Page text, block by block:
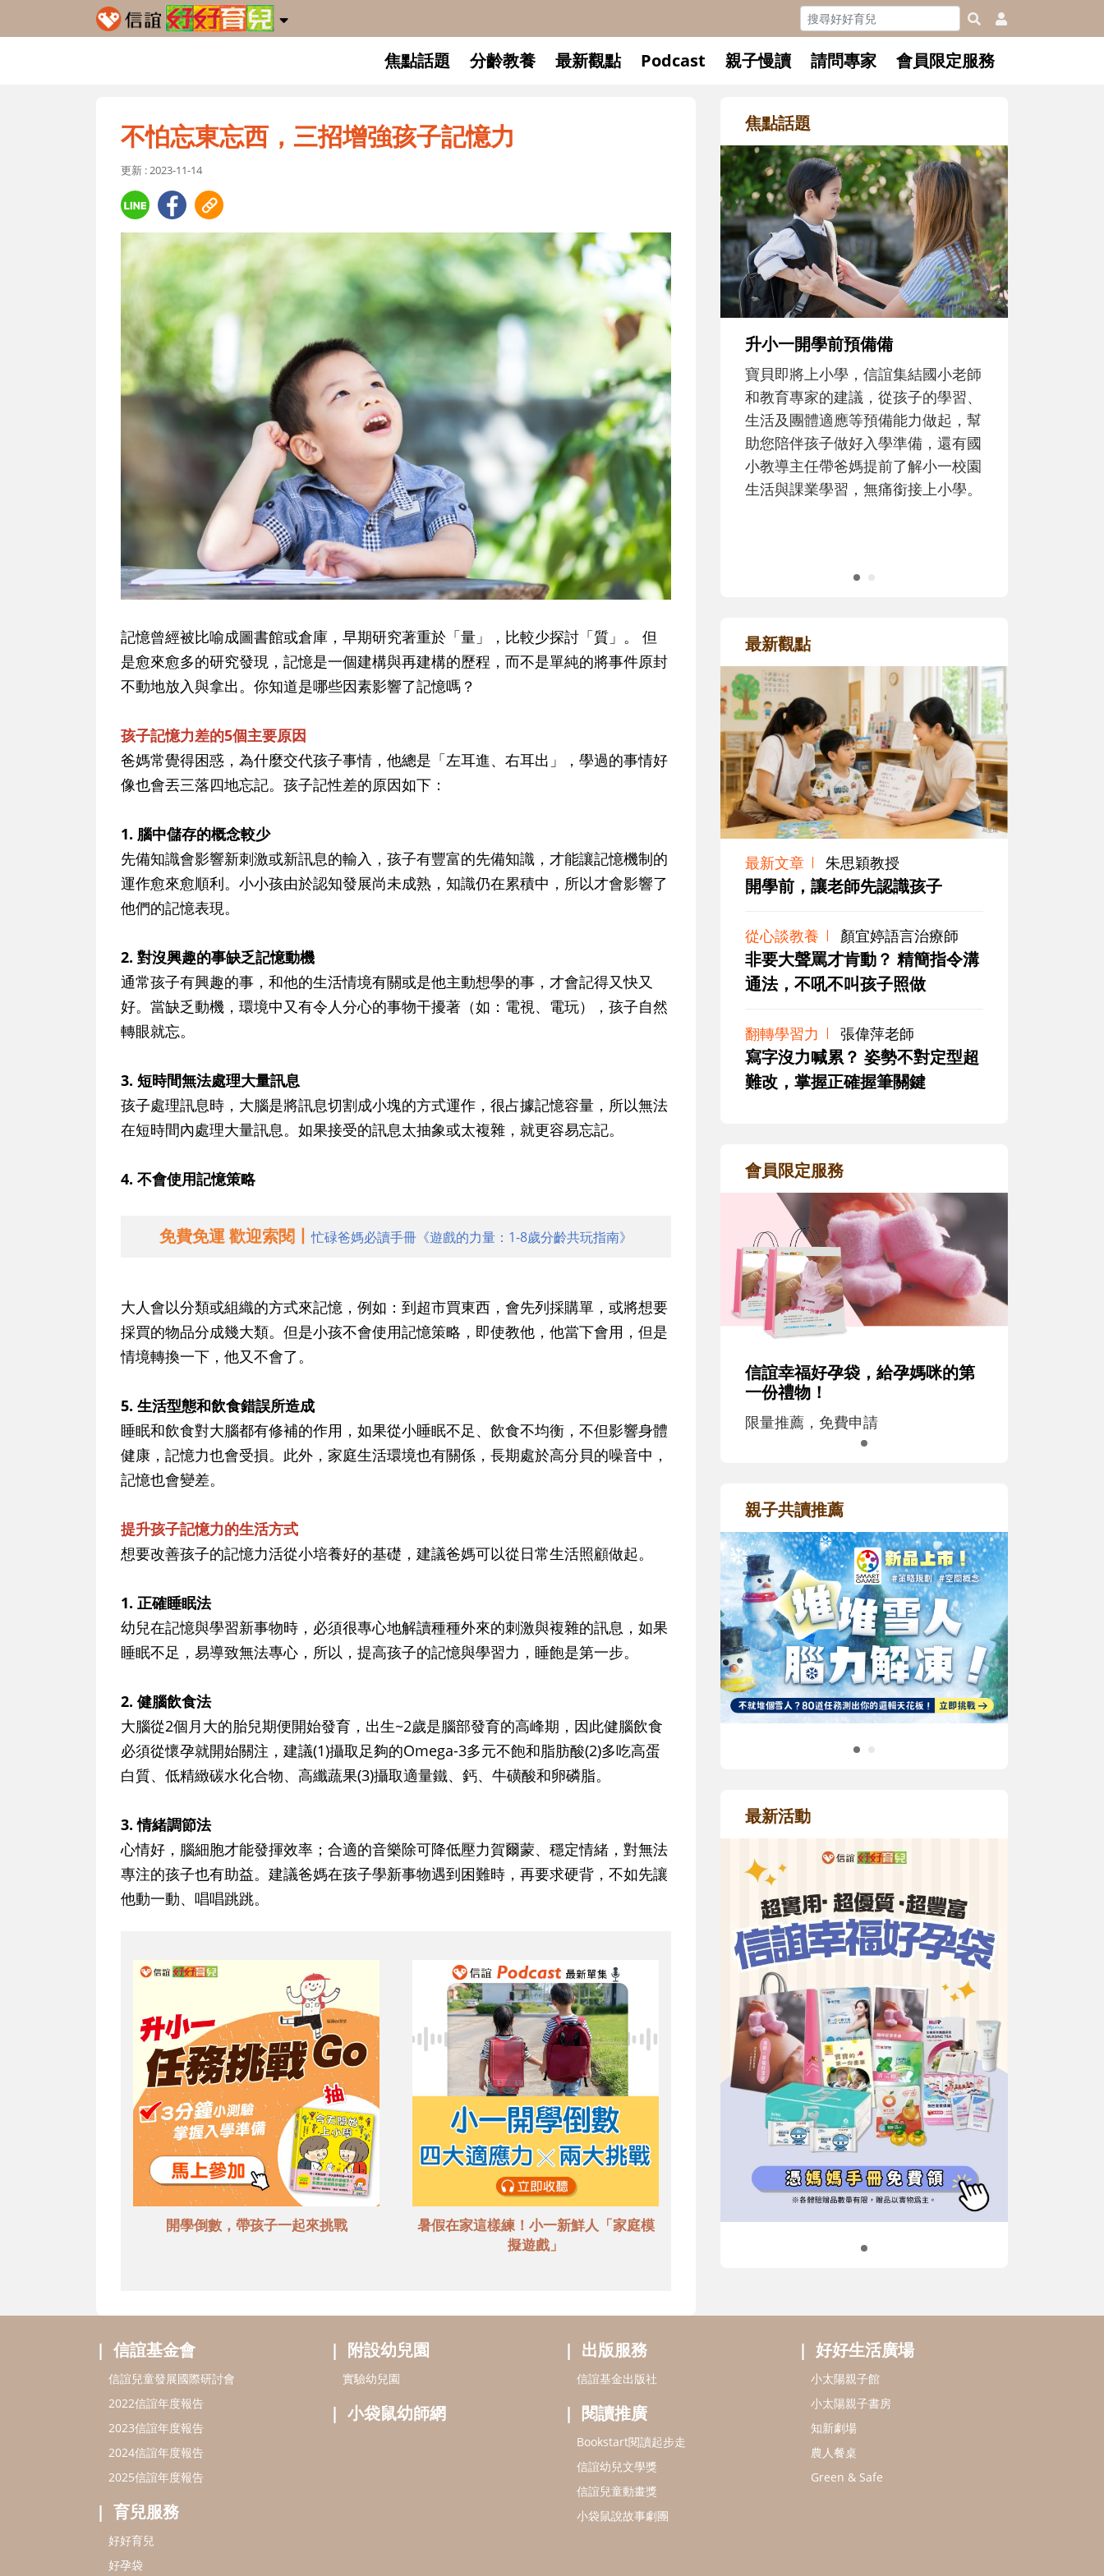
焦點話題 分齡教養 最新觀點 Podcast 親子慢讀 請問專家 會員限定服務
不怕忘東忘西，三招增強孩子記憶力
更新 : 2023-11-14
記憶曾經被比喻成圖書館或倉庫，早期研究著重於「量」，比較少探討「質」。 但
是愈來愈多的研究發現，記憶是一個建構與再建構的歷程，而不是單純的將事件原封
不動地放入與拿出。你知道是哪些因素影響了記憶嗎？
孩子記憶力差的5個主要原因
爸媽常覺得困惑，為什麼交代孩子事情，他總是「左耳進、右耳出」，學過的事情好
像也會丟三落四地忘記。孩子記性差的原因如下：
1. 腦中儲存的概念較少
先備知識會影響新刺激或新訊息的輸入，孩子有豐富的先備知識，才能讓記憶機制的
運作愈來愈順利。小小孩由於認知發展尚未成熟，知識仍在累積中，所以才會影響了
他們的記憶表現。
2. 對沒興趣的事缺乏記憶動機
通常孩子有興趣的事，和他的生活情境有關或是他主動想學的事，才會記得又快又
好。當缺乏動機，環境中又有令人分心的事物干擾著（如：電視、電玩），孩子自然
轉眼就忘。
3. 短時間無法處理大量訊息
孩子處理訊息時，大腦是將訊息切割成小塊的方式運作，很占據記憶容量，所以無法
在短時間內處理大量訊息。如果接受的訊息太抽象或太複雜，就更容易忘記。
4. 不會使用記憶策略
免費免運 歡迎索閱丨忙碌爸媽必讀手冊《遊戲的力量：1-8歲分齡共玩指南》
大人會以分類或組織的方式來記憶，例如：到超市買東西，會先列採購單，或將想要
採買的物品分成幾大類。但是小孩不會使用記憶策略，即使教他，他當下會用，但是
情境轉換一下，他又不會了。
5. 生活型態和飲食錯誤所造成
睡眠和飲食對大腦都有修補的作用，如果從小睡眠不足、飲食不均衡，不但影響身體
健康，記憶力也會受損。此外，家庭生活環境也有關係，長期處於高分貝的噪音中，
記憶也會變差。
提升孩子記憶力的生活方式
想要改善孩子的記憶力活從小培養好的基礎，建議爸媽可以從日常生活照顧做起。
1. 正確睡眠法
幼兒在記憶與學習新事物時，必須很專心地解讀種種外來的刺激與複雜的訊息，如果
睡眠不足，易導致無法專心，所以，提高孩子的記憶與學習力，睡飽是第一步。
2. 健腦飲食法
大腦從2個月大的胎兒期便開始發育，出生~2歲是腦部發育的高峰期，因此健腦飲食
必須從懷孕就開始關注，建議(1)攝取足夠的Omega-3多元不飽和脂肪酸(2)多吃高蛋
白質、低精緻碳水化合物、高纖蔬果(3)攝取適量鐵、鈣、牛磺酸和卵磷脂。
3. 情緒調節法
心情好，腦細胞才能發揮效率；合適的音樂除可降低壓力賀爾蒙、穩定情緒，對無法
專注的孩子也有助益。建議爸媽在孩子學新事物遇到困難時，再要求硬背，不如先讓
他動一動、唱唱跳跳。
開學倒數，帶孩子一起來挑戰
暑假在家這樣練！小一新鮮人「家庭模
擬遊戲」
焦點話題
和孩子一起長大的那個男人│讀
懂父親的不同模樣
沒有人天生就擅長當爸爸！男人總是
在一次次「前所未有」的體驗中，跟
著孩子一起長大。從給予安全感的肢
體遊戲，到獨立自主、角色認同及解
決問題的能力養成。爸爸正嘗試用不
同的模樣，參與孩子每個重要的成長
歷程。
最新觀點
最新文章 朱思穎教授
開學前，讓老師先認識孩子
從心談教養 顏宜婷語言治療師
非要大聲罵才肯動？ 精簡指令溝
通法，不吼不叫孩子照做
翻轉學習力 張偉萍老師
寫字沒力喊累？ 姿勢不對定型超
難改，掌握正確握筆關鍵
會員限定服務
信誼幸福好孕袋，給孕媽咪的第
一份禮物！
限量推薦，免費申請
親子共讀推薦
最新活動
信誼基金會
信誼兒童發展國際研討會
2022信誼年度報告
2023信誼年度報告
2024信誼年度報告
2025信誼年度報告
育兒服務
好好育兒
好孕袋
附設幼兒園
實驗幼兒園
小袋鼠幼師網
出版服務
信誼基金出版社
閱讀推廣
Bookstart閱讀起步走
信誼幼兒文學獎
信誼兒童動畫獎
小袋鼠說故事劇團
好好生活廣場
小太陽親子館
小太陽親子書房
知新劇場
農人餐桌
Green & Safe